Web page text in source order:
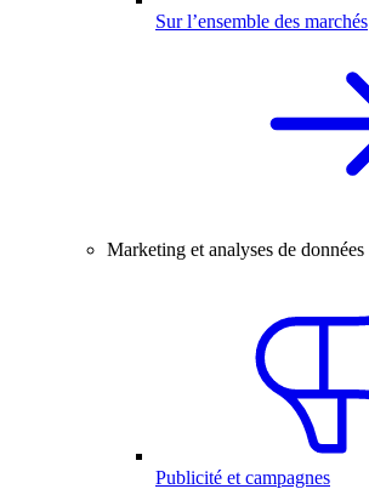
Sur l’ensemble des marchés
Marketing et analyses de données
Publicité et campagnes